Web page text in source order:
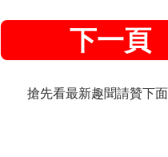
下一頁
搶先看最新趣聞請贊下